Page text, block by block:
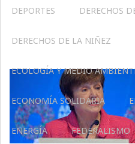
DEPORTES DERECHOS
DERECHOS DE LA NIÑEZ
ECOLOGÍA Y MEDIO
ECONOMÍA SOLIDARIA
ENERGÍA FEDERALISMO